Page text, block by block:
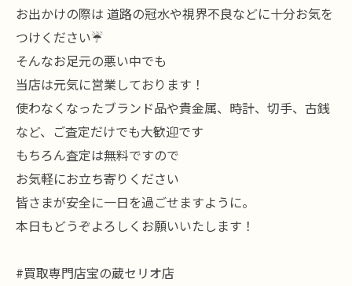
お出かけの際は 道路の冠水や視界不良などに十分お気を
つけください☔
そんなお足元の悪い中でも
当店は元気に営業しております！
使わなくなったブランド品や貴金属、時計、切手、古銭
など、ご査定だけでも大歓迎です
もちろん査定は無料ですので
お気軽にお立ち寄りください
皆さまが安全に一日を過ごせますように。
本日もどうぞよろしくお願いいたします！
#買取専門店宝の蔵セリオ店